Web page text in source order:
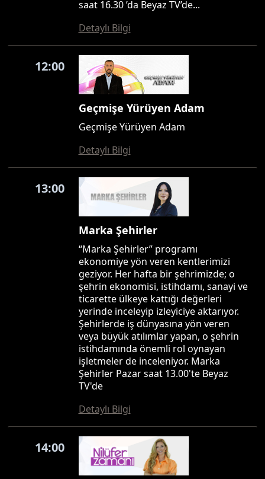
saat 16.30 ’da Beyaz TV’de...
Detaylı Bilgi
12:00
Geçmişe Yürüyen Adam
Geçmişe Yürüyen Adam
Detaylı Bilgi
13:00
Marka Şehirler
“Marka Şehirler” programı
ekonomiye yön veren kentlerimizi
geziyor. Her hafta bir şehrimizde; o
şehrin ekonomisi, istihdamı, sanayi ve
ticarette ülkeye kattığı değerleri
yerinde inceleyip izleyiciye aktarıyor.
Şehirlerde iş dünyasına yön veren
veya büyük atılımlar yapan, o şehrin
istihdamında önemli rol oynayan
işletmeler de inceleniyor. Marka
Şehirler Pazar saat 13.00'te Beyaz
TV'de
Detaylı Bilgi
14:00